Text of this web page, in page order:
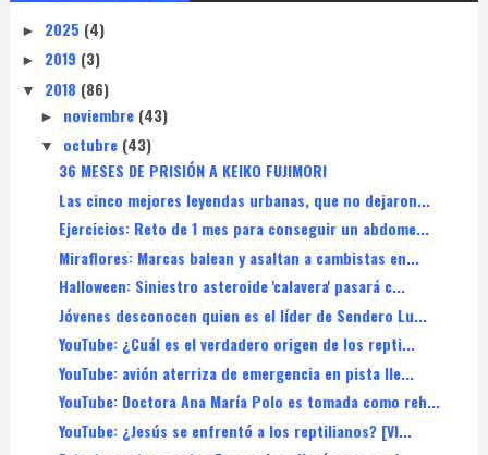
► 2025 (4)
► 2019 (3)
▼ 2018 (86)
► noviembre (43)
▼ octubre (43)
36 MESES DE PRISIÓN A KEIKO FUJIMORI
Las cinco mejores leyendas urbanas, que no dejaron...
Ejercicios: Reto de 1 mes para conseguir un abdome...
Miraflores: Marcas balean y asaltan a cambistas en...
Halloween: Siniestro asteroide 'calavera' pasará c...
Jóvenes desconocen quien es el líder de Sendero Lu...
YouTube: ¿Cuál es el verdadero origen de los repti...
YouTube: avión aterriza de emergencia en pista lle...
YouTube: Doctora Ana María Polo es tomada como reh...
YouTube: ¿Jesús se enfrentó a los reptilianos? [VI...